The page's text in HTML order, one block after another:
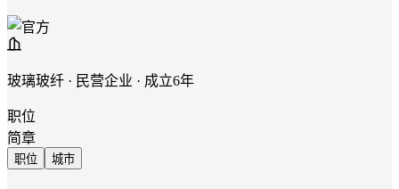
玻璃玻纤 · 民营企业 · 成立6年
职位
简章
职位 城市